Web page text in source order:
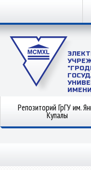
Репозиторий ГрГУ им.
Купалы